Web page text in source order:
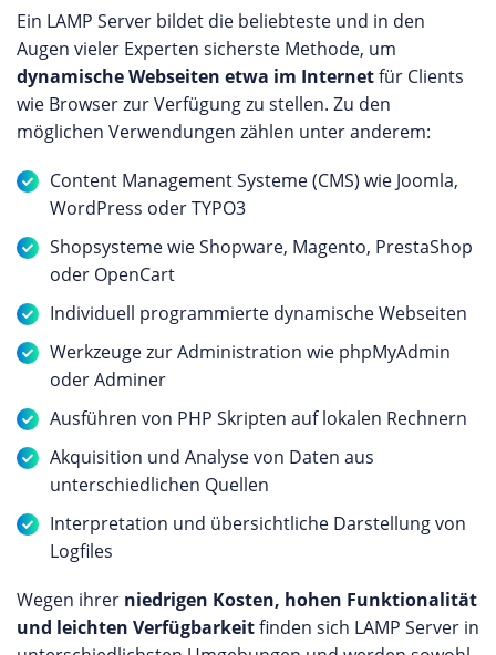
Ein LAMP Server bildet die beliebteste und in den
Augen vieler Experten sicherste Methode, um
dynamische Webseiten etwa im Internetfür Clients
wie Browser zur Verfügung zu stellen. Zu den
möglichen Verwendungen zählen unter anderem:
Content Management Systeme (CMS) wie Joomla,
WordPress oder TYPO3
Shopsysteme wie Shopware, Magento, PrestaShop
oder OpenCart
Individuell programmierte dynamische Webseiten
Werkzeuge zur Administration wie phpMyAdmin
oder Adminer
Ausführen von PHP Skripten auf lokalen Rechnern
Akquisition und Analyse von Daten aus
unterschiedlichen Quellen
Interpretation und übersichtliche Darstellung von
Logfiles
Wegen ihrer niedrigen Kosten, hohen Funktionalität
und leichten Verfügbarkeitfinden sich LAMP Server in